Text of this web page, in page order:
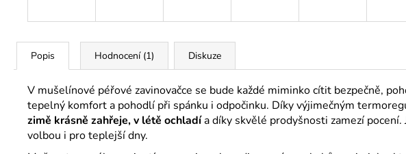
Popis Hodnocení (1) Diskuze
V mušelínové péřové zavinovačce se bude každé miminko cítit bezpečně,
tepelný komfort a pohodlí při spánku i odpočinku. Díky výjimečným
zimě krásně zahřeje, v létě ochladía díky skvělé prodyšnosti zamezí
volbou i pro teplejší dny.